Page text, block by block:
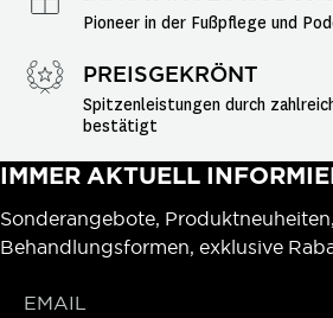
Pioneer in der Fußpflege und
PREISGEKRÖNT
Spitzenleistungen durch
bestätigt
IMMER AKTUELL
Sonderangebote,
Behandlungsformen, exklusive